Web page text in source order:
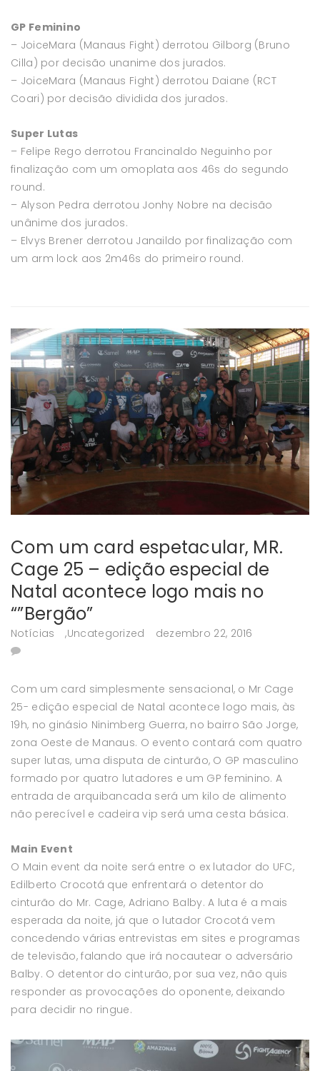
GP Feminino
– JoiceMara (Manaus Fight) derrotou Gilborg (Bruno
Cilla) por decisão unanime dos jurados.
– JoiceMara (Manaus Fight) derrotou Daiane (RCT
Coari) por decisão dividida dos jurados.
Super Lutas
– Felipe Rego derrotou Francinaldo Neguinho por
finalização com um omoplata aos 46s do segundo
round.
– Alyson Pedra derrotou Jonhy Nobre na decisão
unânime dos jurados.
– Elvys Brener derrotou Janaildo por finalização com
um arm lock aos 2m46s do primeiro round.
Com um card espetacular, MR.
Cage 25 – edição especial de
Natal acontece logo mais no
“”Bergão”
Notícias ,Uncategorized dezembro 22, 2016
Com um card simplesmente sensacional, o Mr Cage
25- edição especial de Natal acontece logo mais, às
19h, no ginásio Ninimberg Guerra, no bairro São Jorge,
zona Oeste de Manaus. O evento contará com quatro
super lutas, uma disputa de cinturão, O GP masculino
formado por quatro lutadores e um GP feminino. A
entrada de arquibancada será um kilo de alimento
não perecível e cadeira vip será uma cesta básica.
Main Event
O Main event da noite será entre o ex lutador do UFC,
Edilberto Crocotá que enfrentará o detentor do
cinturão do Mr. Cage, Adriano Balby. A luta é a mais
esperada da noite, já que o lutador Crocotá vem
concedendo várias entrevistas em sites e programas
de televisão, falando que irá nocautear o adversário
Balby. O detentor do cinturão, por sua vez, não quis
responder as provocações do oponente, deixando
para decidir no ringue.